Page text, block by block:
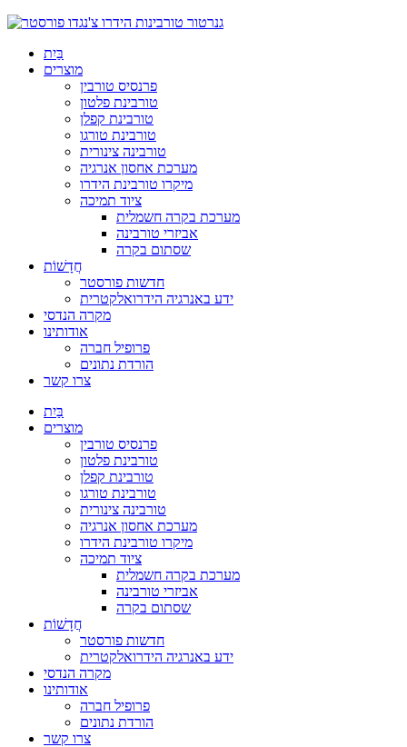
בַּיִת
מוצרים
פרנסיס טורבין
טורבינת פלטון
טורבינת קפלן
טורבינת טורגו
טורבינה צינורית
מערכת אחסון אנרגיה
מיקרו טורבינת הידרו
ציוד תמיכה
מערכת בקרה חשמלית
אביזרי טורבינה
שסתום בקרה
חֲדָשׁוֹת
חדשות פורסטר
ידע באנרגיה הידרואלקטרית
מקרה הנדסי
אודותינו
פרופיל חברה
הורדת נתונים
צרו קשר
בַּיִת
מוצרים
פרנסיס טורבין
טורבינת פלטון
טורבינת קפלן
טורבינת טורגו
טורבינה צינורית
מערכת אחסון אנרגיה
מיקרו טורבינת הידרו
ציוד תמיכה
מערכת בקרה חשמלית
אביזרי טורבינה
שסתום בקרה
חֲדָשׁוֹת
חדשות פורסטר
ידע באנרגיה הידרואלקטרית
מקרה הנדסי
אודותינו
פרופיל חברה
הורדת נתונים
צרו קשר